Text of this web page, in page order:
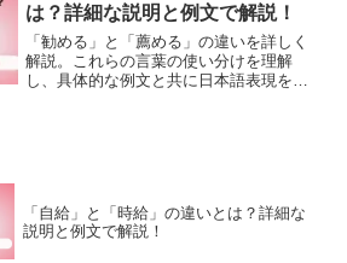
は？詳細な説明と例文で解説！
「勧める」と「薦める」の違いを詳しく
解説。これらの言葉の使い分けを理解
し、具体的な例文と共に日本語表現を豊
「自給」と「時給」の違いとは？詳細な
説明と例文で解説！